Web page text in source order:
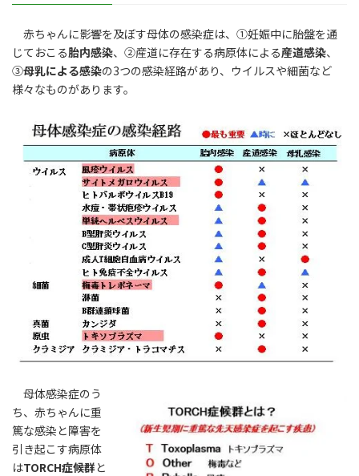
赤ちゃんに影響を及ぼす母体の感染症は、①妊娠中に胎盤を通
じておこる胎内感染、②産道に存在する病原体による産道感染、
③母乳による感染の3つの感染経路があり、ウイルスや細菌など
様々なものがあります。
母体感染症のう
ち、赤ちゃんに重
篤な感染と障害を
引き起こす病原体
はTORCH症候群と